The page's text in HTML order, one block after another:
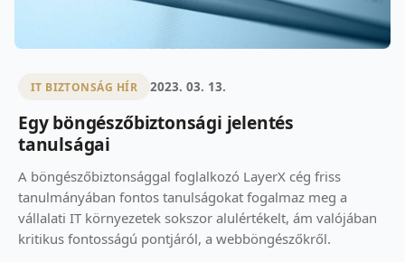
IT BIZTONSÁG HÍR 2023. 03. 13.
Egy böngészőbiztonsági jelentés
tanulságai
A böngészőbiztonsággal foglalkozó LayerX cég friss
tanulmányában fontos tanulságokat fogalmaz meg a
vállalati IT környezetek sokszor alulértékelt, ám valójában
kritikus fontosságú pontjáról, a webböngészőkről.